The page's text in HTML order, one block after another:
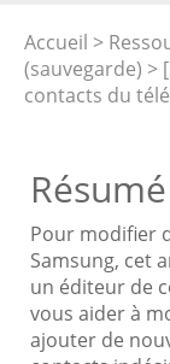
Accueil >
(sauvegarde) >
contacts du
Résumé
Pour modifier
Samsung, cet
un éditeur de
vous aider à
ajouter de